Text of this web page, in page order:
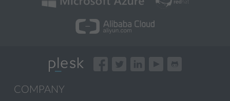
COMPANY